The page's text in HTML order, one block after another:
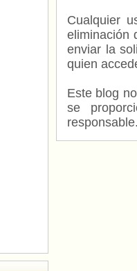
Cualquier
eliminación
enviar la
quien
Este blog
se